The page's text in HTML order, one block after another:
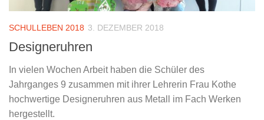
SCHULLEBEN 2018 3. DEZEMBER 2018
Designeruhren
In vielen Wochen Arbeit haben die Schüler des
Jahrganges 9 zusammen mit ihrer Lehrerin Frau Kothe
hochwertige Designeruhren aus Metall im Fach Werken
hergestellt.